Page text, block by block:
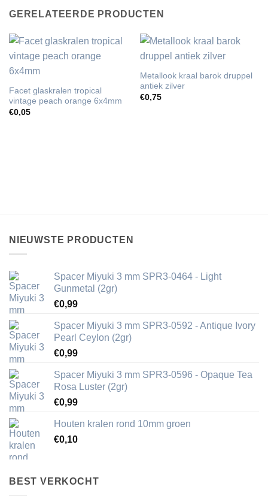
GERELATEERDE PRODUCTEN
Facet glaskralen tropical
vintage peach orange 6x4mm
€0,05
Metallook kraal barok druppel
antiek zilver
€0,75
NIEUWSTE PRODUCTEN
Spacer Miyuki 3 mm SPR3-0464 - Light
Gunmetal (2gr)
€0,99
Spacer Miyuki 3 mm SPR3-0592 - Antique Ivory
Pearl Ceylon (2gr)
€0,99
Spacer Miyuki 3 mm SPR3-0596 - Opaque Tea
Rosa Luster (2gr)
€0,99
Houten kralen rond 10mm groen
€0,10
BEST VERKOCHT